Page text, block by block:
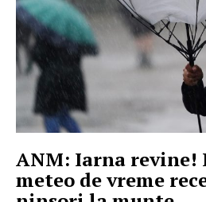
INFO
ANM: Iarna revine!
meteo de vreme